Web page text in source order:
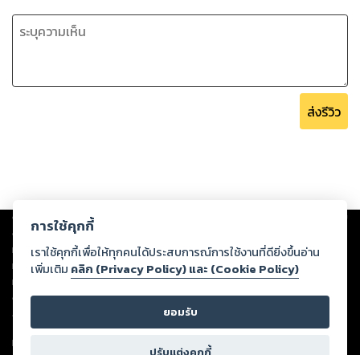
ส่งรีวิว
Copyright © 2026
ต่อผลงานหรือเนื้อหาใดที่อัปโหลดผ่านเว็บไซต์และปรากฏว่าละเมิดสิทธิใน
ทรัพย์สินทางปัญญาของบุคคลอื่นหรือขัดต่อกฎหมายและศีลธรรม ดังนั้น ผู้อ่าน
ทุกท่านโปรดใช้วิจารณญาณในการกลั่นกรองด้วยตนเอง และหากท่านพบว่าส่วน
หนึ่งส่วนใดขัดต่อกฎหมายและศีลธรรม กรุณาแจ้งมายังบริษัท เพื่อทีมงานจะได้
ดำเนินการในทันที ทั้งนี้ ทางสตอรี่ล็อกขอสงวนลิขสิทธิ์ตามพระราชบัญญัติ
ลิขสิทธิ์ พ.ศ. 2537 (ฉบับล่าสุด)
For support: member@ookbee.com
การใช้คุกกี้
เราใช้คุกกี้เพื่อให้ทุกคนได้ประสบการณ์การใช้งานที่ดียิ่งขึ้นอ่าน
เพิ่มเติม คลิก (Privacy Policy) และ (Cookie Policy)
ยอมรับ
ปรับแต่งคุกกี้